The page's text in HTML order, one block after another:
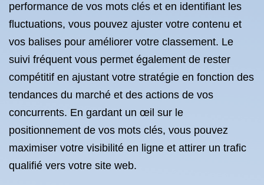
performance de vos mots clés et en identifiant les
fluctuations, vous pouvez ajuster votre contenu et
vos balises pour améliorer votre classement. Le
suivi fréquent vous permet également de rester
compétitif en ajustant votre stratégie en fonction des
tendances du marché et des actions de vos
concurrents. En gardant un œil sur le
positionnement de vos mots clés, vous pouvez
maximiser votre visibilité en ligne et attirer un trafic
qualifié vers votre site web.